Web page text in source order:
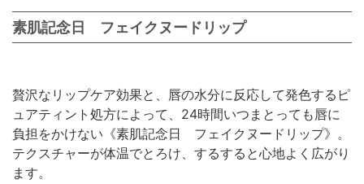
素肌記念日 フェイクヌードリップ
贅沢なリップケア効果と、唇の水分に反応して発色するピ
ュアティント処方によって、24時間いつまとっても唇に
負担をかけない《素肌記念日 フェイクヌードリップ》。
テクスチャーが体温でとろけ、するすると心地よく広がり
ます。